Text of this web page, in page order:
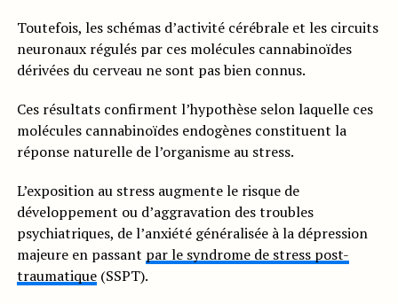
Toutefois, les schémas d’activité cérébrale et les circuits
neuronaux régulés par ces molécules cannabinoïdes
dérivées du cerveau ne sont pas bien connus.
Ces résultats confirment l’hypothèse selon laquelle ces
molécules cannabinoïdes endogènes constituent la
réponse naturelle de l’organisme au stress.
L’exposition au stress augmente le risque de
développement ou d’aggravation des troubles
psychiatriques, de l’anxiété généralisée à la dépression
majeure en passant par le syndrome de stress post-
traumatique(SSPT).